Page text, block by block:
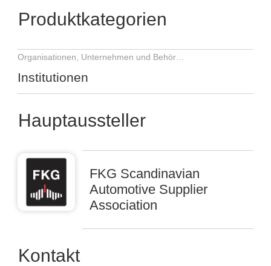
Produktkategorien
Institutionen
Hauptaussteller
FKG Scandinavian
Automotive Supplier
Association
Kontakt